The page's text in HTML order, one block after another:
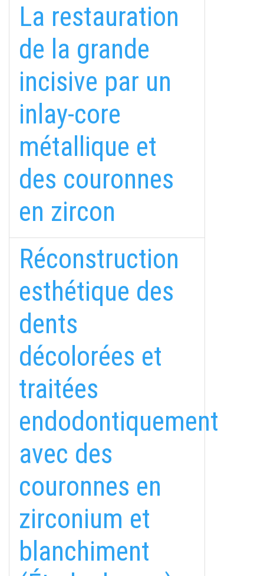
La restauration
de la grande
incisive par un
inlay-core
métallique et
des couronnes
en zircon
Réconstruction
esthétique des
dents
décolorées et
traitées
endodontiquement
avec des
couronnes en
zirconium et
blanchiment